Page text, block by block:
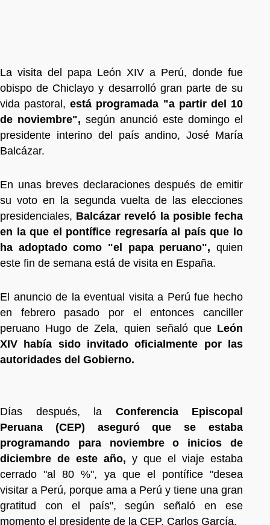
La visita del papa León XIV a Perú, donde fue
obispo de Chiclayo y desarrolló gran parte de su
vida pastoral,está programada "a partir del 10
de noviembre", según anunció este domingo el
presidente interino del país andino, José María
Balcázar.
En unas breves declaraciones después de emitir
su voto en la segunda vuelta de las elecciones
presidenciales, Balcázar reveló la posible fecha
en la que el pontífice regresaría al país que lo
ha adoptado como "el papa peruano", quien
este fin de semana está de visita en España.
El anuncio de la eventual visita a Perú fue hecho
en febrero pasado por el entonces canciller
peruano Hugo de Zela, quien señaló queLeón
XIV había sido invitado oficialmente por las
autoridades del Gobierno.
Días después, la Conferencia Episcopal
Peruana (CEP) aseguró que se estaba
programando para noviembre o inicios de
diciembre de este año, y que el viaje estaba
cerrado "al 80 %", ya que el pontífice "desea
visitar a Perú, porque ama a Perú y tiene una gran
gratitud con el país", según señaló en ese
momento el presidente de la CEP, Carlos García.